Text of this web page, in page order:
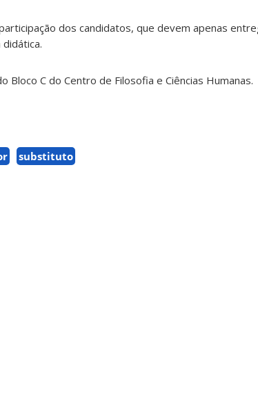
dos candidatos, que devem apenas
Bloco C do Centro de Filosofia e Ciências Humanas.
substituto